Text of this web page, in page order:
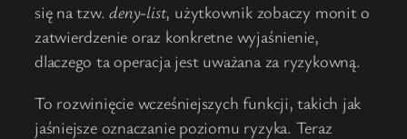
się na tzw.deny-list, użytkownik zobaczy monit o
zatwierdzenie oraz konkretne wyjaśnienie,
dlaczego ta operacja jest uważana za ryzykowną.
To rozwinięcie wcześniejszych funkcji, takich jak
jaśniejsze oznaczanie poziomu ryzyka. Teraz